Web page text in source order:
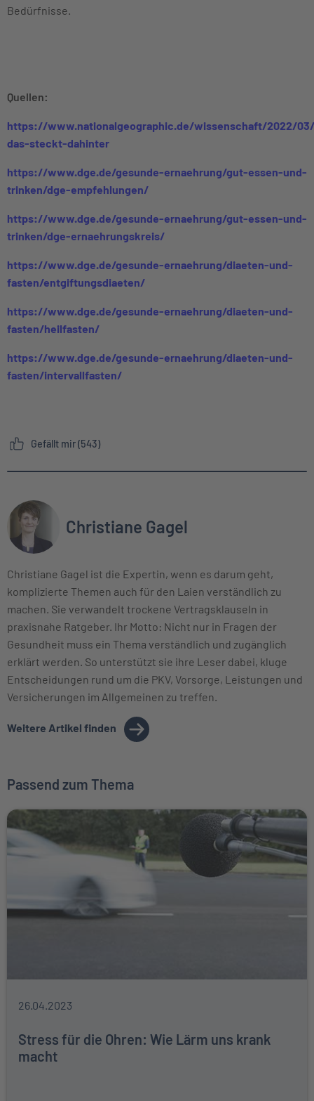
Bedürfnisse.
Quellen:
https://www.nationalgeographic.de/wissenschaft/2022/
das-steckt-dahinter
https://www.dge.de/gesunde-ernaehrung/gut-essen-und-
trinken/dge-empfehlungen/
https://www.dge.de/gesunde-ernaehrung/gut-essen-und-
trinken/dge-ernaehrungskreis/
https://www.dge.de/gesunde-ernaehrung/diaeten-und-
fasten/entgiftungsdiaeten/
https://www.dge.de/gesunde-ernaehrung/diaeten-und-
fasten/heilfasten/
https://www.dge.de/gesunde-ernaehrung/diaeten-und-
fasten/intervallfasten/
Gefällt mir (543)
Christiane Gagel
Christiane Gagel ist die Expertin, wenn es darum geht,
komplizierte Themen auch für den Laien verständlich zu
machen. Sie verwandelt trockene Vertragsklauseln in
praxisnahe Ratgeber. Ihr Motto: Nicht nur in Fragen der
Gesundheit muss ein Thema verständlich und zugänglich
erklärt werden. So unterstützt sie ihre Leser dabei, kluge
Entscheidungen rund um die PKV, Vorsorge, Leistungen und
Versicherungen im Allgemeinen zu treffen.
Weitere Artikel finden
Passend zum Thema
26.04.2023
Stress für die Ohren: Wie Lärm uns krank
macht